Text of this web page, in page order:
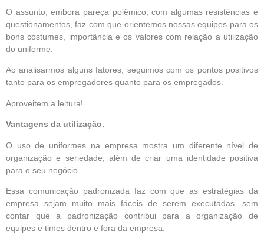
O assunto, embora pareça polêmico, com algumas resistências e
questionamentos, faz com que orientemos nossas equipes para os
bons costumes, importância e os valores com relação a utilização
do uniforme.
Ao analisarmos alguns fatores, seguimos com os pontos positivos
tanto para os empregadores quanto para os empregados.
Aproveitem a leitura!
Vantagens da utilização.
O uso de uniformes na empresa mostra um diferente nível de
organização e seriedade, além de criar uma identidade positiva
para o seu negócio.
Essa comunicação padronizada faz com que as estratégias da
empresa sejam muito mais fáceis de serem executadas, sem
contar que a padronização contribui para a organização de
equipes e times dentro e fora da empresa.